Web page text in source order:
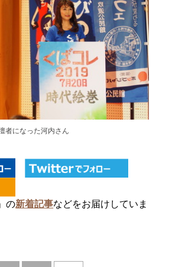
者になった河内さん
の新着記事などをお届けしていま